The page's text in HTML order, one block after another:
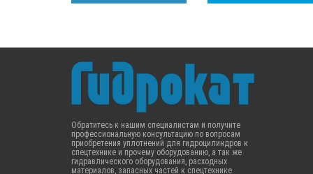
Обратитесь к нашим специалистам и получите
профессиональную консультацию по вопросам
приобретения уплотнений для гидроцилиндров к
спецтехнике и прочему оборудованию, а так же
гидравлического оборудования, расходных
материалов, запасных частей к спецтехнике.